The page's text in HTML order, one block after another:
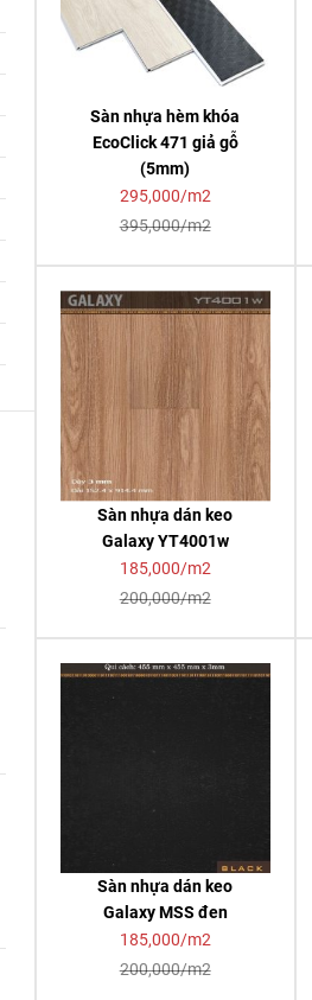
Sàn nhựa hèm khóa
EcoClick 471 giả gỗ
(5mm)
295,000/m2
395,000/m2
Sàn nhựa dán keo
Galaxy YT4001w
185,000/m2
200,000/m2
Sàn nhựa dán keo
Galaxy MSS đen
185,000/m2
200,000/m2